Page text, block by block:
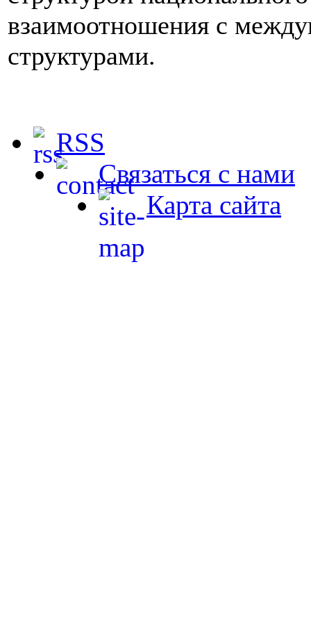
взаимоотношения с
структурами.
RSS
Связаться с нами
Карта сайта